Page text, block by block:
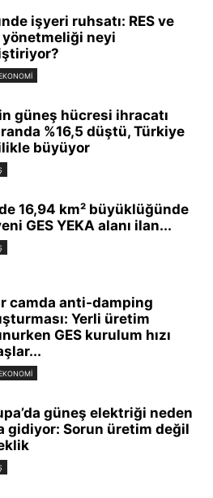
işyeri ruhsatı: RES ve
yönetmeliği neyi
güneş hücresi ihracatı
%16,5 düştü, Türkiye
büyüyor
16,94 km² büyüklüğünde
GES YEKA alanı ilan...
camda anti-damping
Yerli üretim
GES kurulum hızı
güneş elektriği neden
gidiyor: Sorun üretim değil